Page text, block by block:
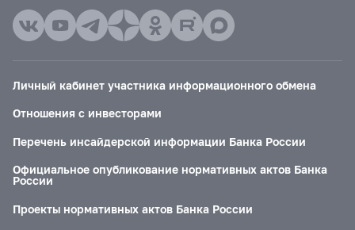
Личный кабинет участника информационного обмена
Отношения с инвесторами
Перечень инсайдерской информации Банка России
Официальное опубликование нормативных актов Банка
России
Проекты нормативных актов Банка России